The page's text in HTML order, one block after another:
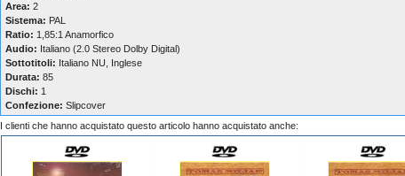
Area: 2
Sistema: PAL
Ratio: 1,85:1 Anamorfico
Audio: Italiano (2.0 Stereo Dolby Digital)
Sottotitoli: Italiano NU, Inglese
Durata: 85
Dischi: 1
Confezione: Slipcover
I clienti che hanno acquistato questo articolo hanno acquistato anche: